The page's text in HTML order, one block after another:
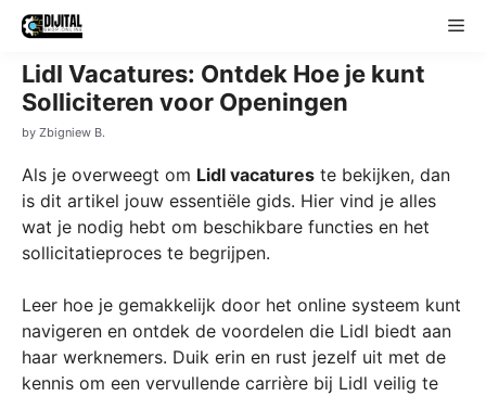
Skip
content
Lidl Vacatures: Ontdek Hoe je kunt
Solliciteren voor Openingen
by Zbigniew B.
Als je overweegt om Lidl vacatures te bekijken, dan
is dit artikel jouw essentiële gids. Hier vind je alles
wat je nodig hebt om beschikbare functies en het
sollicitatieproces te begrijpen.
Leer hoe je gemakkelijk door het online systeem kunt
navigeren en ontdek de voordelen die Lidl biedt aan
haar werknemers. Duik erin en rust jezelf uit met de
kennis om een vervullende carrière bij Lidl veilig te